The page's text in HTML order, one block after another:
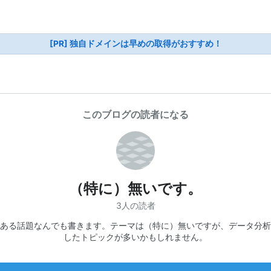
[PR] 独自ドメインは早めの取得がおすすめ！
このブログの読者になる
（特に）無いです。
3人の読者
る話題なんでも書きます。テーマは（特に）無いですが、データ分
したトピックが多いかもしれません。